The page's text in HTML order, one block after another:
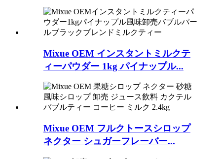
Mixue OEM インスタントミルクテ
ィーパウダー 1kg パイナップル...
Mixue OEM フルクトースシロップ
ネクター シュガーフレーバー...